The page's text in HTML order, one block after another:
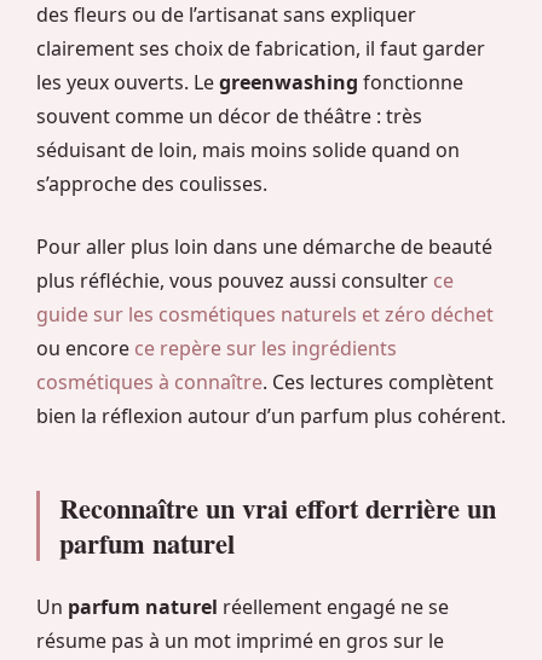
des fleurs ou de l’artisanat sans expliquer
clairement ses choix de fabrication, il faut garder
les yeux ouverts. Legreenwashing fonctionne
souvent comme un décor de théâtre : très
séduisant de loin, mais moins solide quand on
s’approche des coulisses.
Pour aller plus loin dans une démarche de beauté
plus réfléchie, vous pouvez aussi consulter ce
guide sur les cosmétiques naturels et zéro déchet
ou encore ce repère sur les ingrédients
cosmétiques à connaître. Ces lectures complètent
bien la réflexion autour d’un parfum plus cohérent.
Reconnaître un vrai effort derrière un
parfum naturel
Un parfum naturel réellement engagé ne se
résume pas à un mot imprimé en gros sur le